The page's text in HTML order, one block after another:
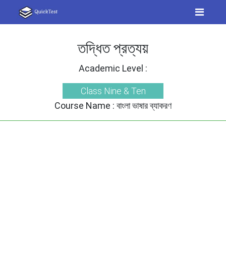
তদ্ধিত প্রত্যয়
Academic Level :
Class Nine & Ten
Course Name : বাংলা ভাষার ব্যাকরণ